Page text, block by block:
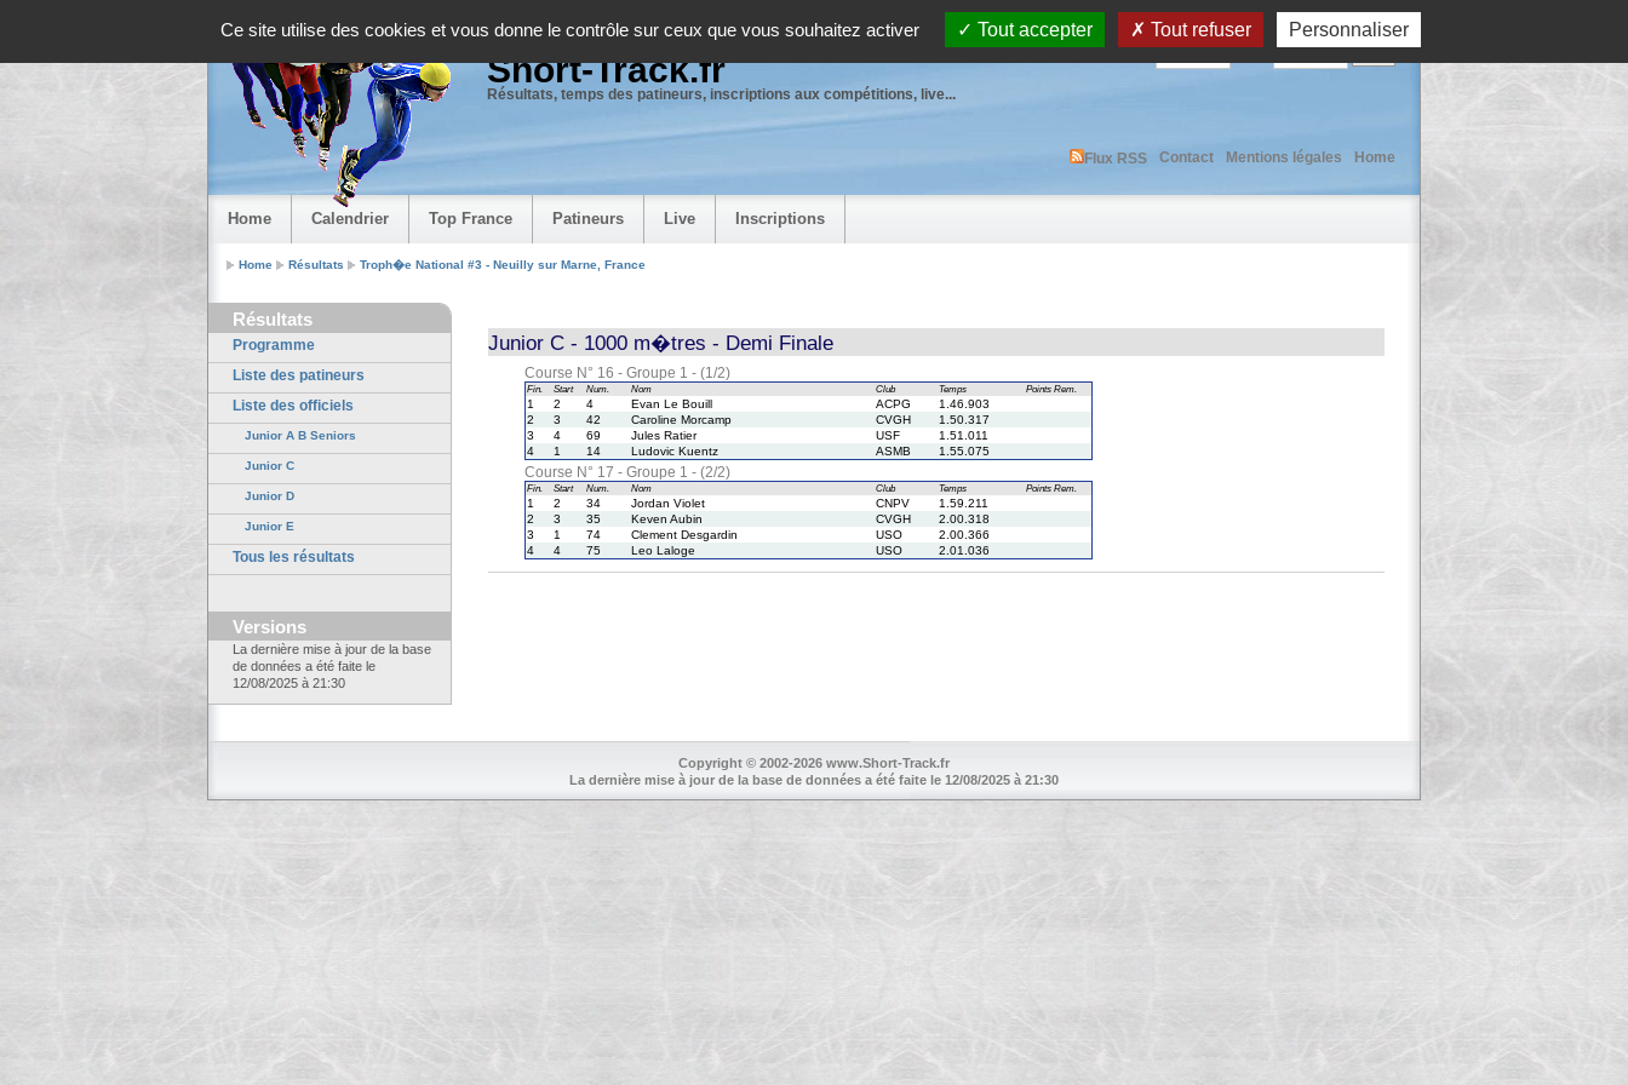
Ce site utilise des cookies et vous donne le contrôle sur ceux que vous souhaitez activer Tout accepter Tout refuser Personnaliser
Short-Track.fr
Résultats, temps des patineurs, inscriptions aux compétitions, live...
Home
Mentions légales
Contact
Flux RSS
Home Calendrier Top France Patineurs Live Inscriptions
Home Résultats Troph�e National #3 - Neuilly sur Marne, France
Résultats
Programme
Liste des patineurs
Liste des officiels
Junior A B Seniors
Junior C
Junior D
Junior E
Tous les résultats
Versions
La dernière mise à jour de la base
de données a été faite le
12/08/2025 à 21:30
Junior C - 1000 m�tres - Demi Finale
Course N° 16 - Groupe 1 - (1/2)
Fin. Start Num. Nom Club Temps Points Rem.
1 2 4 Evan Le Bouill ACPG
1.46.903
2
3 42 Caroline Morcamp CVGH
1.50.317
3
4 69 Jules Ratier USF
1.51.011
4
1 14 Ludovic Kuentz ASMB 1.55.075
Course N° 17 - Groupe 1 - (2/2)
Fin. Start Num. Nom Club Temps Points Rem.
1 2 34 Jordan Violet CNPV
1.59.211
2
3 35 Keven Aubin CVGH
2.00.318
3
1 74 Clement Desgardin USO
2.00.366
4
4 75 Leo Laloge USO 2.01.036
Copyright © 2002-2026 www.Short-Track.fr
La dernière mise à jour de la base de données a été faite le 12/08/2025 à 21:30